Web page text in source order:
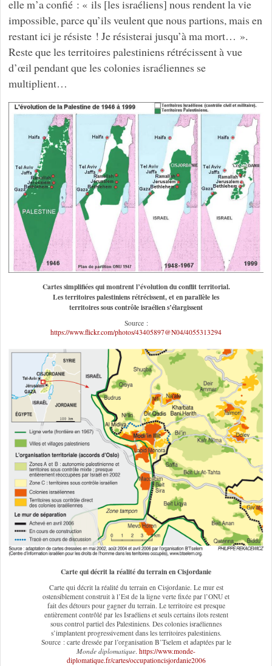
elle m’a confié : « ils [les israéliens] nous rendent la vie
impossible, parce qu’ils veulent que nous partions, mais en
restant ici je résiste ! Je résisterai jusqu’à ma mort… ».
Reste que les territoires palestiniens rétrécissent à vue
d’œil pendant que les colonies israéliennes se
multiplient…
Cartes simplifiées qui montrent l’évolution du conflit territorial.
Les territoires palestiniens rétrécissent, et en parallèle les
territoires sous contrôle israélien s’élargissent
Source :
https://www.flickr.com/photos/43405897@N04/4055313294
Carte qui décrit la réalité du terrain en Cisjordanie
Carte qui décrit la réalité du terrain en Cisjordanie. Le mur est
ostensiblement construit à l’Est de la ligne verte fixée par l’ONU et
fait des détours pour gagner du terrain. Le territoire est presque
entièrement contrôlé par les Israéliens et seuls certains ilots restent
sous control partiel des Palestiniens. Des colonies israéliennes
s’implantent progressivement dans les territoires palestiniens.
Source : carte dressée par l’organisation B’Tselem et adaptées par le
Monde diplomatique. https://www.monde-
diplomatique.fr/cartes/occupationcisjordanie2006